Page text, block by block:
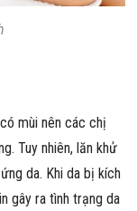
mùi nên các chị
Tuy nhiên, lăn khử
da. Khi da bị kích
gây ra tình trạng da